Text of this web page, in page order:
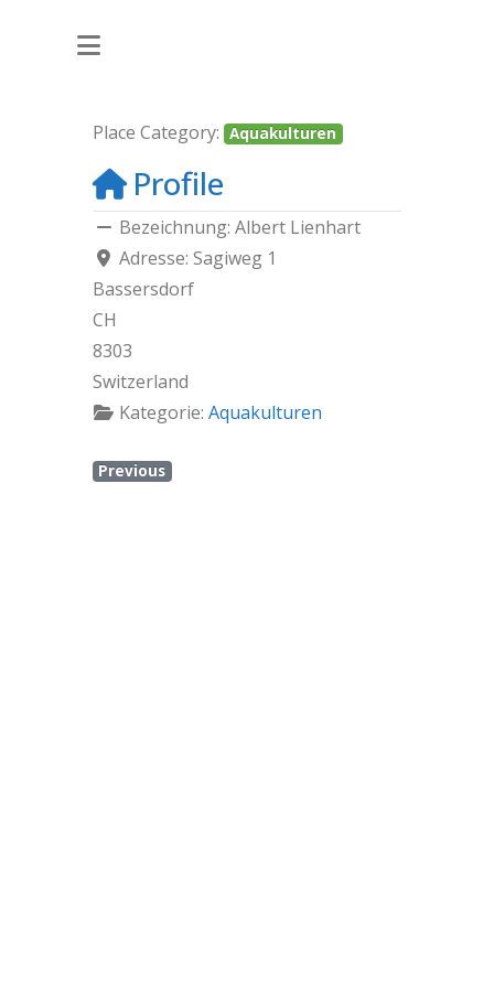
ALBERT LIENHART
Place Category: Aquakulturen
Profile
Bezeichnung: Albert Lienhart
Adresse: Sagiweg 1
Bassersdorf
CH
8303
Switzerland
Kategorie: Aquakulturen
Previous